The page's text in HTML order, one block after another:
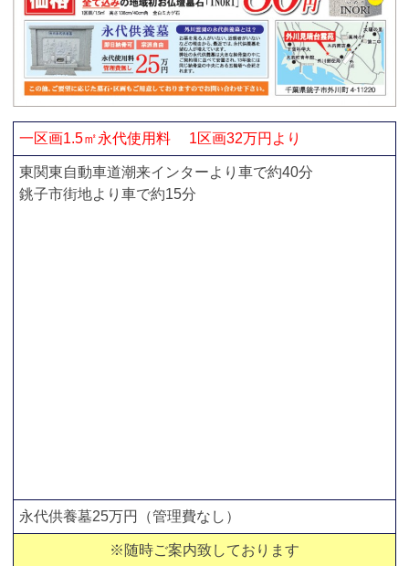
一区画1.5㎡永代使用料 1区画32万円より
東関東自動車道潮来インターより車で約40分
銚子市街地より車で約15分
永代供養墓25万円（管理費なし）
※随時ご案内致しております